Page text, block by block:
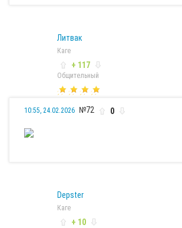
Литвак
Каге
+ 117
Общительный
10:55, 24.02.2026 №72 0
Depster
Каге
+ 10